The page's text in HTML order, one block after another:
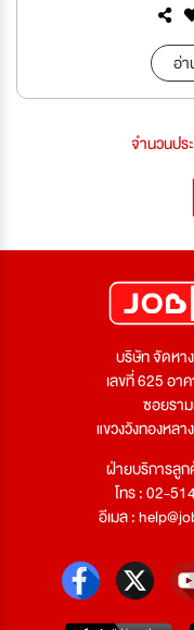
อ่า
จำนวนปร
บริษัท จัดหา
เลขที่ 625 อา
ซอยรา
แขวงวังทองหล
ฝ่ายบริการลู
โทร : 02-
อีเมล :